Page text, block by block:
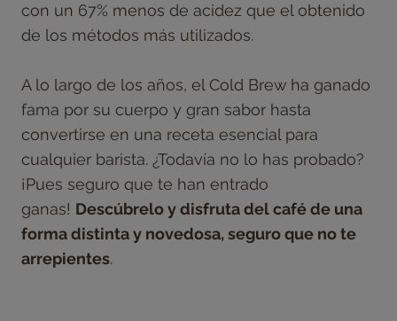
con un 67% menos de acidez que el obtenido
de los métodos más utilizados.
A lo largo de los años, el Cold Brew ha ganado
fama por su cuerpo y gran sabor hasta
convertirse en una receta esencial para
cualquier barista. ¿Todavía no lo has probado?
¡Pues seguro que te han entrado
ganas! Descúbrelo y disfruta del café de una
forma distinta y novedosa, seguro que no te
arrepientes.